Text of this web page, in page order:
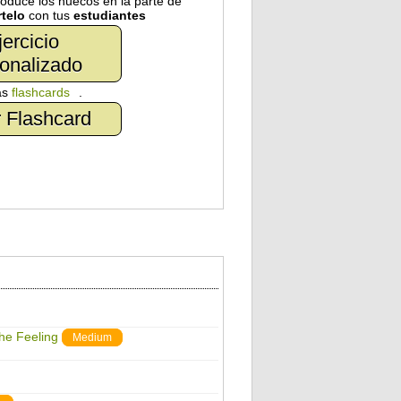
con tus estudiantes
flashcards
Flashcard
Feeling Medium